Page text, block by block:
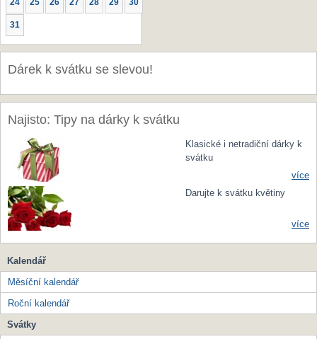
24 25 26 27 28 29 30
31
Dárek k svátku se slevou!
Najisto: Tipy na dárky k svátku
Klasické i netradiční dárky k
svátku
více
Darujte k svátku květiny
více
Kalendář
Měsíční kalendář
Roční kalendář
Svátky